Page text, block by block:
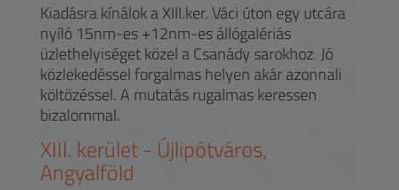
Kiadásra kínálok a XIII.ker. Váci úton egy utcára
nyíló 15nm-es +12nm-es állógalériás
üzlethelyiséget közel a Csanády sarokhoz. Jó
közlekedéssel forgalmas helyen akár azonnali
költözéssel. A mutatás rugalmas keressen
bizalommal.
XIII. kerület - Újlipótváros,
Angyalföld